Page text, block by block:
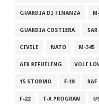
GUARDIA DI FINANZA
GUARDIA COSTIERA SAR
CIVILE NATO M-345
AIR REFUELING VOLI
15 STORMO F-18 RAF
F-22 T-X PROGRAM